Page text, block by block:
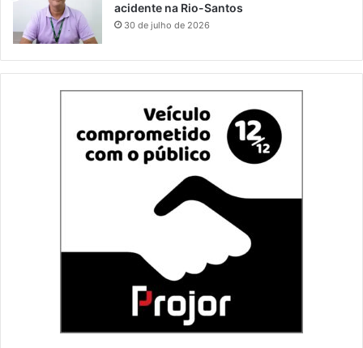
acidente na Rio-Santos
30 de julho de 2026